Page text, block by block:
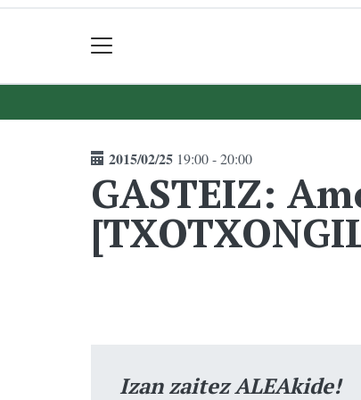
2015/02/25 19:00 - 20:00
GASTEIZ:
Izan zaitez ALEAkide!